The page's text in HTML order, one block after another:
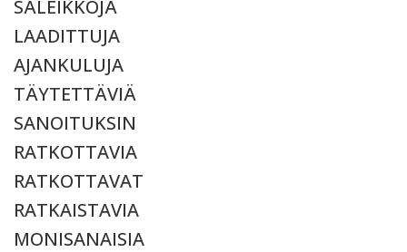
SÄLEIKKÖJÄ
LAADITTUJA
AJANKULUJA
TÄYTETTÄVIÄ
SANOITUKSIN
RATKOTTAVIA
RATKOTTAVAT
RATKAISTAVIA
MONISANAISIA